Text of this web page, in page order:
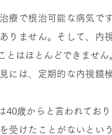
療で根治可能な病気で
りません。そして、内
とはほとんどできません
には、定期的な内視鏡
40歳からと言われてお
受けたことがないとい